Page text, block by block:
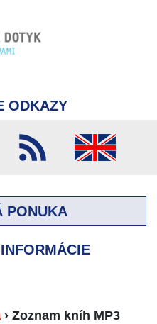
ODKAZY
PONUKA
› Zoznam kníh MP3